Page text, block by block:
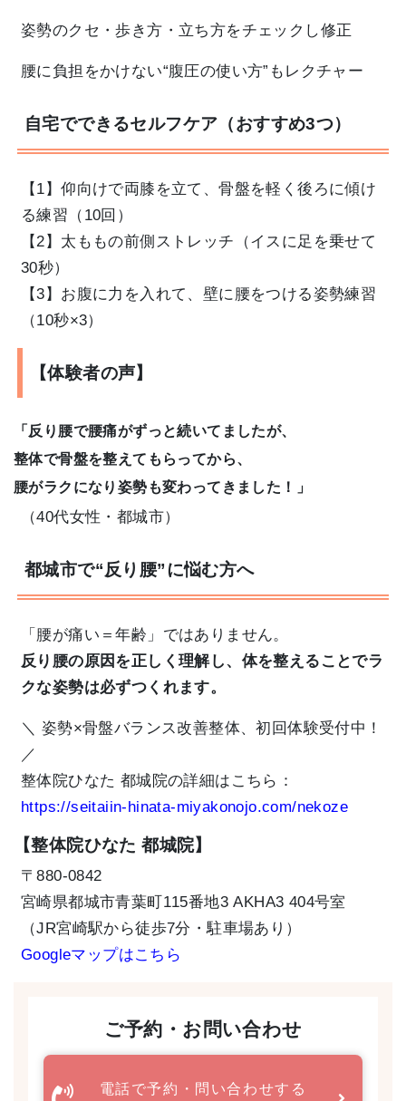
姿勢のクセ・歩き方・立ち方をチェックし修正
腰に負担をかけない“腹圧の使い方”もレクチャー
自宅でできるセルフケア（おすすめ3つ）
【1】仰向けで両膝を立て、骨盤を軽く後ろに傾け
る練習（10回）
【2】太ももの前側ストレッチ（イスに足を乗せて
30秒）
【3】お腹に力を入れて、壁に腰をつける姿勢練習
（10秒×3）
【体験者の声】
「反り腰で腰痛がずっと続いてましたが、
整体で骨盤を整えてもらってから、
腰がラクになり姿勢も変わってきました！」
（40代女性・都城市）
都城市で“反り腰”に悩む方へ
「腰が痛い＝年齢」ではありません。
反り腰の原因を正しく理解し、体を整えることでラ
クな姿勢は必ずつくれます。
＼ 姿勢×骨盤バランス改善整体、初回体験受付中！
／
整体院ひなた 都城院の詳細はこちら：
https://seitaiin-hinata-miyakonojo.com/nekoze
【整体院ひなた 都城院】
〒880-0842
宮崎県都城市青葉町115番地3 AKHA3 404号室
（JR宮崎駅から徒歩7分・駐車場あり）
Googleマップはこちら
ご予約・お問い合わせ
電話で予約・問い合わせする